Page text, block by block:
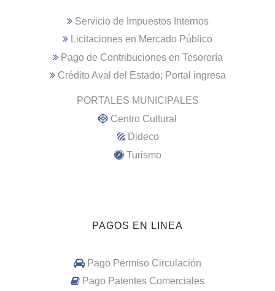
Servicio de Impuestos Internos
Licitaciones en Mercado Público
Pago de Contribuciones en Tesorería
Crédito Aval del Estado; Portal ingresa
PORTALES MUNICIPALES
Centro Cultural
Dideco
Turismo
PAGOS EN LINEA
Pago Permiso Circulación
Pago Patentes Comerciales